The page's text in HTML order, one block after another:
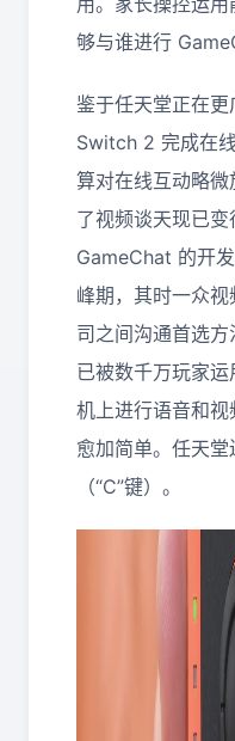
够与谁进行
鉴于任天堂正在
Switch 2 完成在
算对在线互动略
了视频谈天现已
GameChat 的开
峰期，其时一众
司之间沟通首选
已被数千万玩家
机上进行语音和
愈加简单。任天
（“C”键）。